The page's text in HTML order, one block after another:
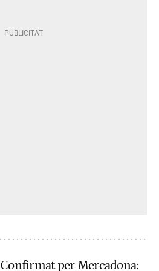
Confirmat per Mercadona: